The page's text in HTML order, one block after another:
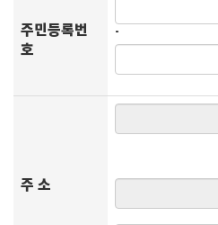
주민등록번
호
-
주 소